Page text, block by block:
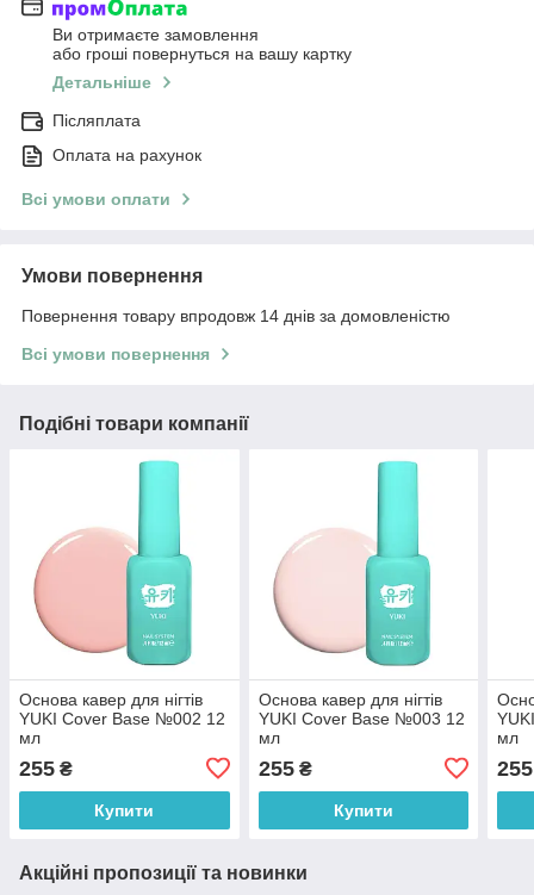
Ви отримаєте замовлення
або гроші повернуться на вашу картку
Детальніше
Післяплата
Оплата на рахунок
Всі умови оплати
Умови повернення
Повернення товару впродовж 14 днів за домовленістю
Всі умови повернення
Подібні товари компанії
Основа кавер для нігтів
YUKI Cover Base №002 12
мл
255 ₴
Купити
Основа кавер для нігтів
YUKI Cover Base №003 12
мл
255₴
Купити
мл
255
Акційні пропозиції та новинки